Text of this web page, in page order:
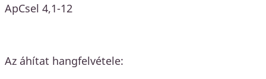
ApCsel 4,1-12
Az áhítat hangfelvétele: